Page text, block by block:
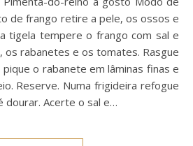
de frango retire a pele, os ossos e
tigela tempere o frango com sal e
os rabanetes e os tomates. Rasgue
pique o rabanete em lâminas finas e
Reserve. Numa frigideira refogue
dourar. Acerte o sal e…